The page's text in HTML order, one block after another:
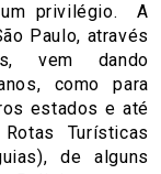
um privilégio. A
Paulo, através
vem dando
como para
estados e até
Turísticas
de alguns